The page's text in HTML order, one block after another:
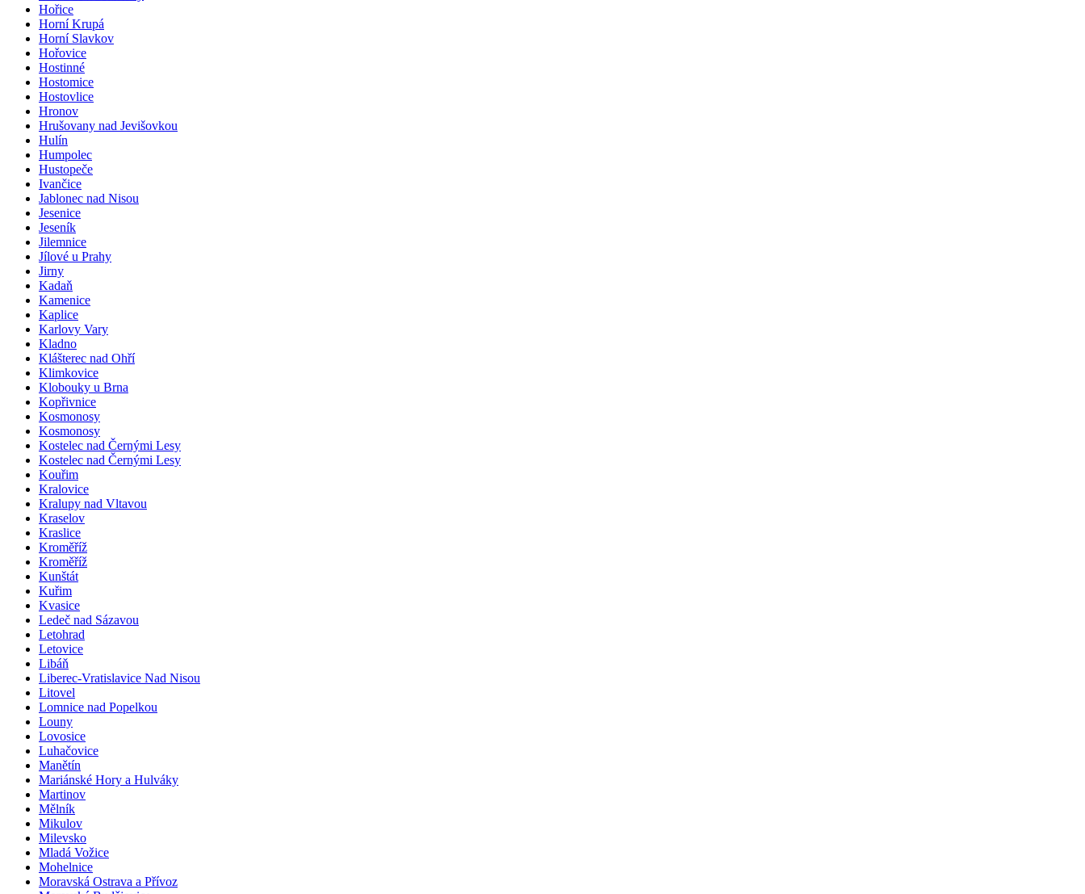
Hořice
Horní Krupá
Horní Slavkov
Hořovice
Hostinné
Hostomice
Hostovlice
Hronov
Hrušovany nad Jevišovkou
Hulín
Humpolec
Hustopeče
Ivančice
Jablonec nad Nisou
Jesenice
Jeseník
Jilemnice
Jílové u Prahy
Jirny
Kadaň
Kamenice
Kaplice
Karlovy Vary
Kladno
Klášterec nad Ohří
Klimkovice
Klobouky u Brna
Kopřivnice
Kosmonosy
Kosmonosy
Kostelec nad Černými Lesy
Kostelec nad Černými Lesy
Kouřim
Kralovice
Kralupy nad Vltavou
Kraselov
Kraslice
Kroměříž
Kroměříž
Kunštát
Kuřim
Kvasice
Ledeč nad Sázavou
Letohrad
Letovice
Libáň
Liberec-Vratislavice Nad Nisou
Litovel
Lomnice nad Popelkou
Louny
Lovosice
Luhačovice
Manětín
Mariánské Hory a Hulváky
Martinov
Mělník
Mikulov
Milevsko
Mladá Vožice
Mohelnice
Moravská Ostrava a Přívoz